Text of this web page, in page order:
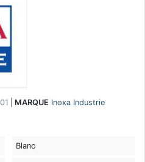
MARQUE Inoxa Industrie
Blanc